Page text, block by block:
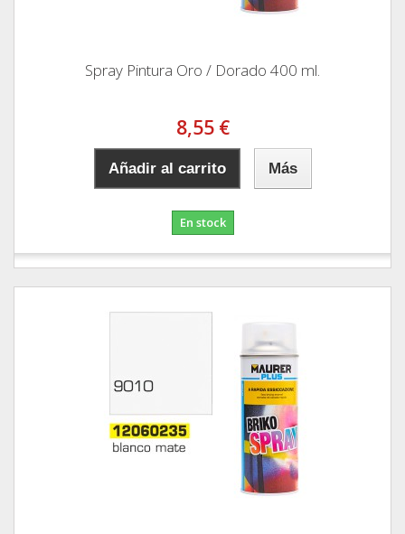
Spray Pintura Oro / Dorado 400 ml.
8,55 €
Añadir al carrito Más
En stock